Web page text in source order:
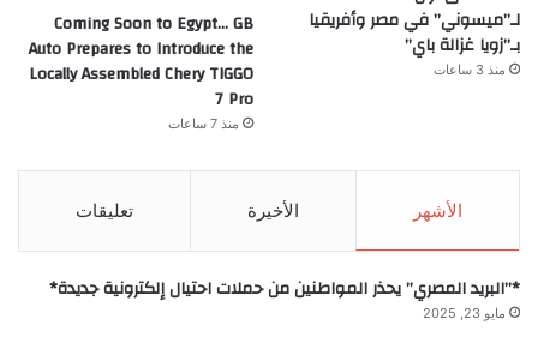
لـ”ميسوني” في مصر وأفريقيا
بـ”زويا غزالة باي”
منذ 3 ساعات
Coming Soon to Egypt… GB
Auto Prepares to Introduce the
Locally Assembled Chery TIGGO
7 Pro
منذ 7 ساعات
الأشهر الأخيرة تعليقات
*”البريد المصري” يحذر المواطنين من حملات احتيال إلكترونية جديدة*
مايو 23, 2025